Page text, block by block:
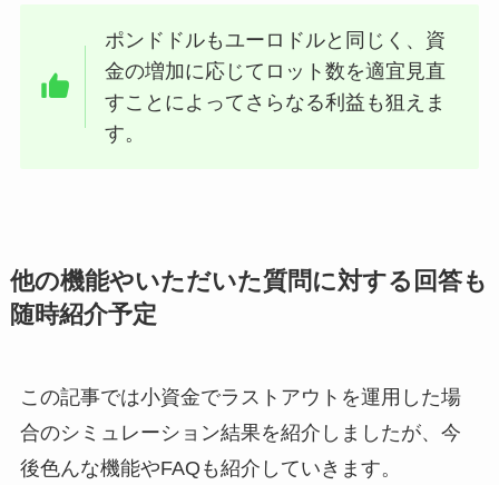
ポンドドルもユーロドルと同じく、資
金の増加に応じてロット数を適宜見直
すことによってさらなる利益も狙えま
す。
他の機能やいただいた質問に対する回答も
随時紹介予定
この記事では小資金でラストアウトを運用した場
合のシミュレーション結果を紹介しましたが、今
後色んな機能やFAQも紹介していきます。